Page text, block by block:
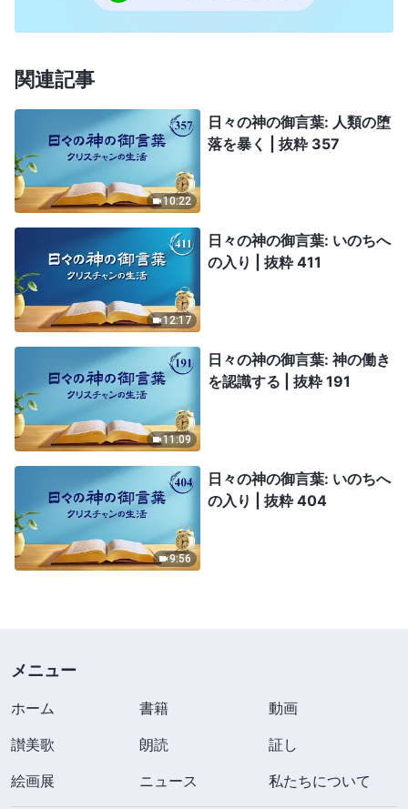
関連記事
10:22
日々の神の御言葉: 人類の堕
落を暴く | 抜粋 357
12:17
日々の神の御言葉: いのちへ
の入り | 抜粋 411
11:09
日々の神の御言葉: 神の働き
を認識する | 抜粋 191
9:56
日々の神の御言葉: いのちへ
の入り | 抜粋 404
メニュー
ホーム 書籍
動画
讃美歌
朗読
証し
絵画展
ニュース 私たちについて